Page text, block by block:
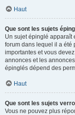
Haut
Que sont les sujets
Un sujet épinglé apparaît
forum dans lequel il a été
importantes et vous
annonces et les
épinglés dépend des
Haut
Que sont les sujets
Vous ne pouvez plus